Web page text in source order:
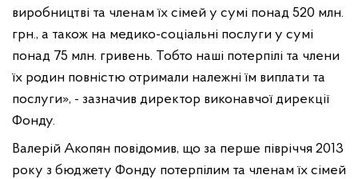
виробництві та членам їх сімей у сумі понад 520 млн.
грн., а також на медико-соціальні послуги у сумі
понад 75 млн. гривень. Тобто наші потерпілі та члени
їх родин повністю отримали належні їм виплати та
послуги», - зазначив директор виконавчої дирекції
Фонду.
Валерій Акопян повідомив, що за перше півріччя 2013
року з бюджету Фонду потерпілим та членам їх сімей